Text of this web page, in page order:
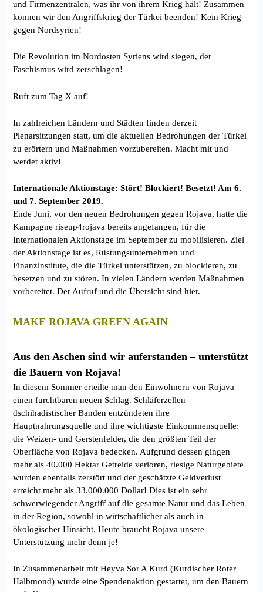
und Firmenzentralen, was ihr von ihrem Krieg hält! Zusammen
können wir den Angriffskrieg der Türkei beenden! Kein Krieg
gegen Nordsyrien!
Die Revolution im Nordosten Syriens wird siegen, der
Faschismus wird zerschlagen!
Ruft zum Tag X auf!
In zahlreichen Ländern und Städten finden derzeit
Plenarsitzungen statt, um die aktuellen Bedrohungen der Türkei
zu erörtern und Maßnahmen vorzubereiten. Macht mit und
werdet aktiv!
Internationale Aktionstage: Stört! Blockiert! Besetzt! Am 6.
und 7. September 2019.
Ende Juni, vor den neuen Bedrohungen gegen Rojava, hatte die
Kampagne riseup4rojava bereits angefangen, für die
Internationalen Aktionstage im September zu mobilisieren. Ziel
der Aktionstage ist es, Rüstungsunternehmen und
Finanzinstitute, die die Türkei unterstützen, zu blockieren, zu
besetzen und zu stören. In vielen Ländern werden Maßnahmen
vorbereitet.Der Aufruf und die Übersicht sind hier.
MAKE ROJAVA GREEN AGAIN
Aus den Aschen sind wir auferstanden – unterstützt
die Bauern von Rojava!
In diesem Sommer erteilte man den Einwohnern von Rojava
einen furchtbaren neuen Schlag. Schläferzellen
dschihadistischer Banden entzündeten ihre
Hauptnahrungsquelle und ihre wichtigste Einkommensquelle:
die Weizen- und Gerstenfelder, die den größten Teil der
Oberfläche von Rojava bedecken. Aufgrund dessen gingen
mehr als 40.000 Hektar Getreide verloren, riesige Naturgebiete
wurden ebenfalls zerstört und der geschätzte Geldverlust
erreicht mehr als 33.000.000 Dollar! Dies ist ein sehr
schwerwiegender Angriff auf die gesamte Natur und das Leben
in der Region, sowohl in wirtschaftlicher als auch in
ökologischer Hinsicht. Heute braucht Rojava unsere
Unterstützung mehr denn je!
In Zusammenarbeit mit Heyva Sor A Kurd (Kurdischer Roter
Halbmond) wurde eine Spendenaktion gestartet, um den Bauern